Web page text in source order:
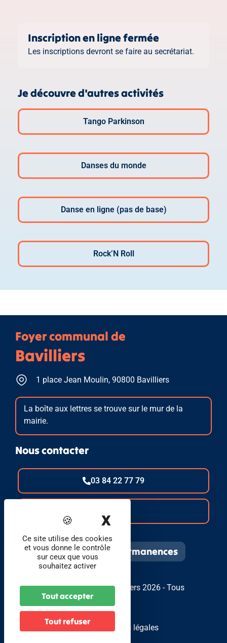
Inscription en ligne fermée
Les inscriptions devront se faire au secrétariat.
Je découvre d'autres activités
Tango Parkinson
Danses du monde
Danse en ligne (pas de base)
Rock’N Roll
Foyer communal de
Bavilliers
1 place Jean Moulin, 90800 Bavilliers
La boîte aux lettres se trouve sur le mur de la
mairie.
Nous contacter
03 84 22 77 79
Infos pratiques et permanences
© Foyer Communal de Bavilliers 2026 - Tous
droits réservés
Plan du site Mentions légales
Ce site utilise des cookies
et vous donne le contrôle
sur ceux que vous
souhaitez activer
Tout accepter
Tout refuser
X Masquer le